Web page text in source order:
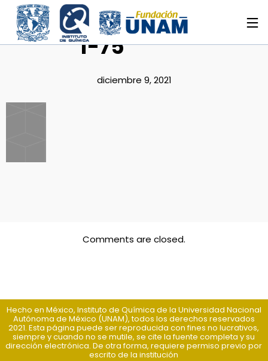
1-75
diciembre 9, 2021
Comments are closed.
Hecho en México, Instituto de Química de la Universidad Nacional
Autónoma de México (UNAM), todos los derechos reservados
2021. Esta página puede ser reproducida con fines no lucrativos,
siempre y cuando no se mutile, se cite la fuente completa y su
dirección electrónica. De otra forma, requiere permiso previo por
escrito de la institución